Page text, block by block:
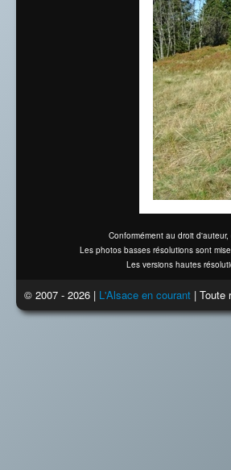
Conformément au droit
Les photos basses résolutions sont
Les versions hautes
© 2007 - 2026 | L'Alsace en courant | Toute